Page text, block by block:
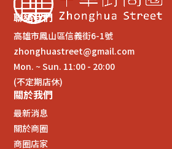
聯絡我們
高雄市鳳山區信義街6-1號
zhonghuastreet@gmail.com
Mon. ~ Sun. 11:00 - 20:00
(不定期店休)
關於我們
最新消息
關於商圈
商圈店家